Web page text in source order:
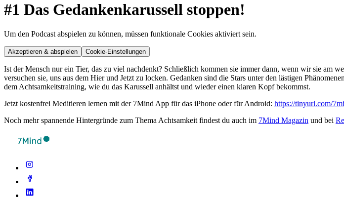
#1 Das Gedankenkarussell stoppen!
Um den Podcast abspielen zu können, müssen funktionale Cookies aktiviert sein.
Akzeptieren & abspielen Cookie-Einstellungen
Ist der Mensch nur ein Tier, das zu viel nachdenkt? Schließlich kommen sie immer dann, wenn wir sie am
versuchen sie, uns aus dem Hier und Jetzt zu locken. Gedanken sind die Stars unter den lästigen
dem Achtsamkeitstraining, wie du das Karussell anhältst und wieder einen klaren Kopf bekommst.
Jetzt kostenfrei Meditieren lernen mit der 7Mind App für das iPhone oder für Android: https://tinyurl.com/
Noch mehr spannende Hintergründe zum Thema Achtsamkeit findest du auch im 7Mind Magazin und bei